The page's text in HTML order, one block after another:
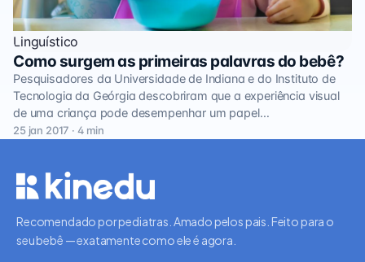
Linguístico
Como surgem as primeiras palavras do bebê?
Pesquisadores da Universidade de Indiana e do Instituto de
Tecnologia da Geórgia descobriram que a experiência visual
de uma criança pode desempenhar um papel…
25 jan 2017 · 4 min
Recomendado por pediatras. Amado pelos pais. Feito para o
seu bebê — exatamente como ele é agora.